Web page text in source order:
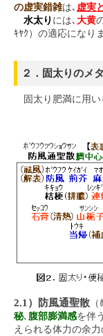
の虚実錯雑は､ 虚実
水太り には､ 大黄
ｷﾔｸ）の適応になり
２．固太りのメ
固太り肥満に用い
2.1）防風通聖散
秘､ 腹部膨満感を伴
えられる体力の余